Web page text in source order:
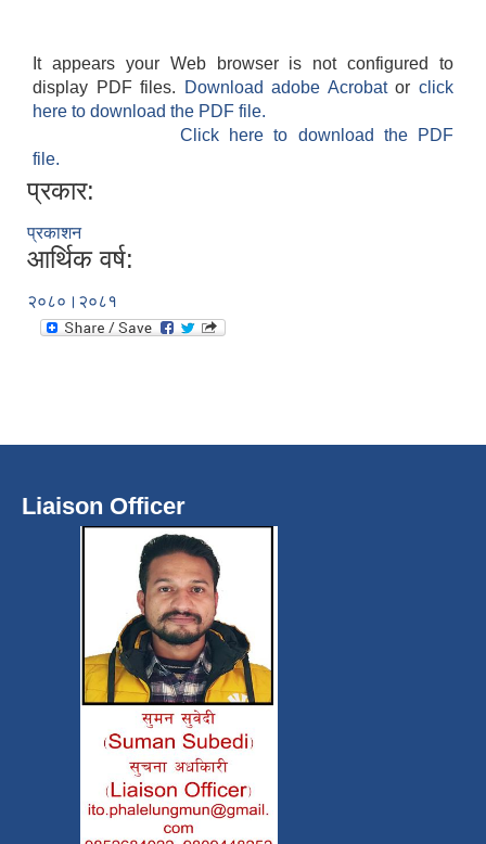
It appears your Web browser is not configured to
display PDF files.
Download adobe Acrobatorclick
here to download the PDF file.
Click here to download the PDF
file.
प्रकार:
प्रकाशन
आर्थिक वर्ष:
२०८०।२०८१
Liaison Officer